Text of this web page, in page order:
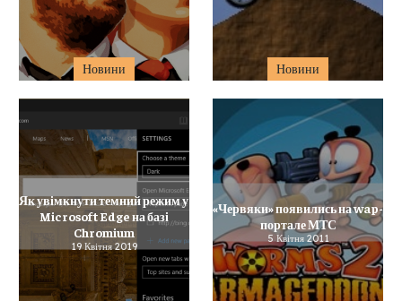
Новини Новини
Як увімкнути темний режим у
Microsoft Edge на базі
Chromium
19 Квітня 2019
«Червяки» появились на wap-
портале МТС
5 Квітня 2011